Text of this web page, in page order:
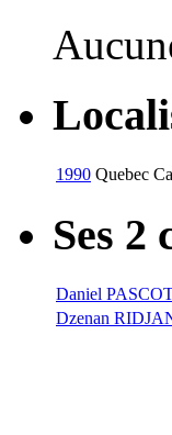
1990 Quebec
Ses 2
Daniel
Dzenan